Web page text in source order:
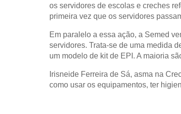
os servidores de escolas e creches
primeira vez que os servidores
Em paralelo a essa ação, a Semed
servidores. Trata-se de uma medida
um modelo de kit de EPI. A maioria
Irisneide Ferreira de Sá, asma na
como usar os equipamentos, ter